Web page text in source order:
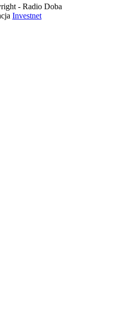
- Radio Doba
Investnet